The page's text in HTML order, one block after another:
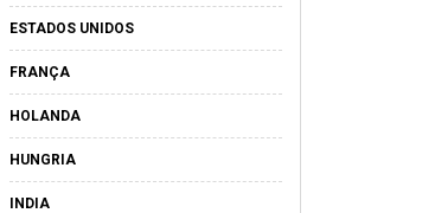
ESTADOS UNIDOS
FRANÇA
HOLANDA
HUNGRIA
INDIA